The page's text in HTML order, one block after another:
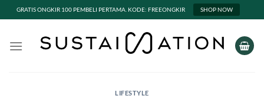
GRATIS ONGKIR 100 PEMBELI PERTAMA. KODE: FREEONGKIR SHOP NOW
LIFESTYLE